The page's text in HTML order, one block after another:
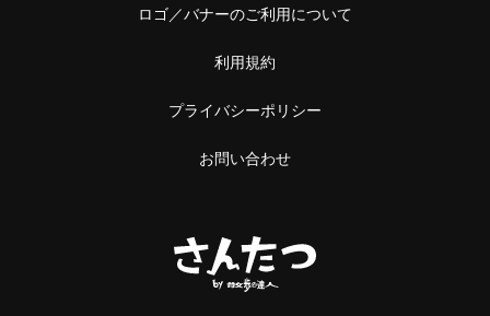
ロゴ／バナーのご利用について
利用規約
プライバシーポリシー
お問い合わせ